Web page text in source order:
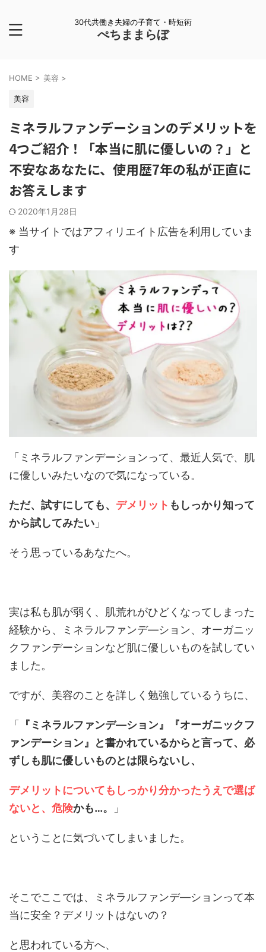
30代共働き夫婦の子育て・時短術
ぺちままらぼ
HOME > 美容 >
美容
ミネラルファンデーションのデメリットを
4つご紹介！「本当に肌に優しいの？」と
不安なあなたに、使用歴7年の私が正直に
お答えします
2020年1月28日
※ 当サイトではアフィリエイト広告を利用していま
す
「ミネラルファンデーションって、最近人気で、肌
に優しいみたいなので気になっている。
ただ、試すにしても、 デメリット もしっかり知って
から試してみたい 」
そう思っているあなたへ。
実は私も肌が弱く、肌荒れがひどくなってしまった
経験から、ミネラルファンデ―ション、オーガニッ
クファンデーションなど肌に優しいものを試してい
ました。
ですが、美容のことを詳しく勉強しているうちに、
「
『ミネラルファンデ―ション』『オーガニックフ
ァンデーション』と書かれているからと言って、必
ずしも肌に優しいものとは限らないし、
デメリットについてもしっかり分かったうえで選ば
ないと、危険かも…。 」
ということに気づいてしまいました。
そこでここでは、ミネラルファンデ―ションって本
当に安全？デメリットはないの？
と思われている方へ、